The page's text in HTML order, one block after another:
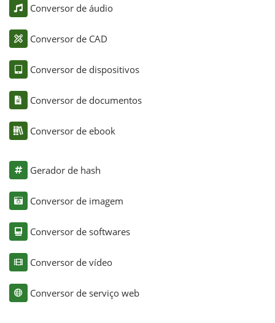
Conversor de áudio
Conversor de CAD
Conversor de dispositivos
Conversor de documentos
Conversor de ebook
Gerador de hash
Conversor de imagem
Conversor de softwares
Conversor de vídeo
Conversor de serviço web